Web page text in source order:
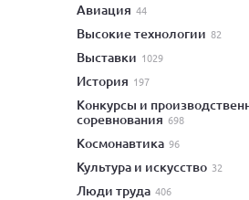
авиация 44
высокие технологии 82
выставки 1029
история 197
конкурсы и производственные
соревнования 698
космонавтика 96
культура и искусство 32
люди труда 406